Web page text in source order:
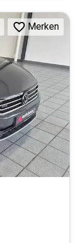
Merken